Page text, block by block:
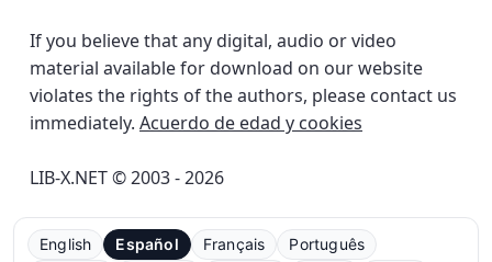
If you believe that any digital, audio or video
material available for download on our website
violates the rights of the authors, please contact us
immediately. Acuerdo de edad y cookies
LIB-X.NET © 2003 - 2026
English Español Français Português